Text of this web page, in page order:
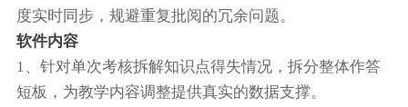
度实时同步，规避重复批阅的冗余问题。
软件内容
1、针对单次考核拆解知识点得失情况，拆分整体作答
短板，为教学内容调整提供真实的数据支撑。